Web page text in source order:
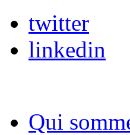
twitter
linkedin
Qui